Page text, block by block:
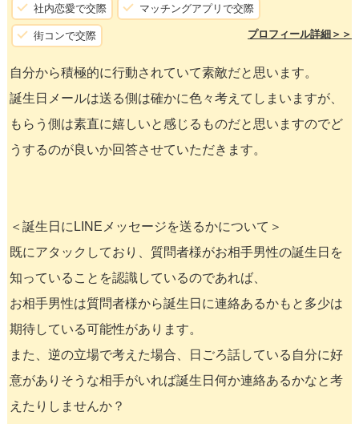
社内恋愛で交際 マッチングアプリで交際
街コンで交際 プロフィール詳細＞＞
自分から積極的に行動されていて素敵だと思います。
誕生日メールは送る側は確かに色々考えてしまいますが、
もらう側は素直に嬉しいと感じるものだと思いますのでど
うするのが良いか回答させていただきます。
＜誕生日にLINEメッセージを送るかについて＞
既にアタックしており、質問者様がお相手男性の誕生日を
知っていることを認識しているのであれば、
お相手男性は質問者様から誕生日に連絡あるかもと多少は
期待している可能性があります。
また、逆の立場で考えた場合、日ごろ話している自分に好
意がありそうな相手がいれば誕生日何か連絡あるかなと考
えたりしませんか？